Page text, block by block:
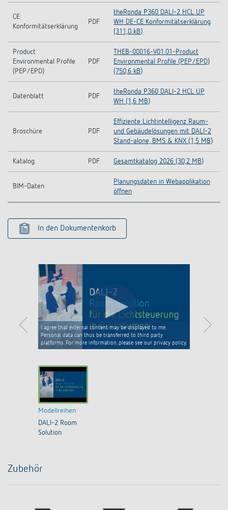
CE
Konformitätserklärung
PDF
theRonda P360 DALI-2 HCL UP
WH DE-CE Konformitätserklärung
(311,0 kB)
Product
Environmental Profile
(PEP/EPD)
PDF
THEB-00016-V01.01-Product
Environmental Profile (PEP/EPD)
(750,6 kB)
Datenblatt PDF
theRonda P360 DALI-2 HCL UP
WH (1,6 MB)
Broschüre PDF
Effiziente Lichtintelligenz Raum-
und Gebäudelösungen mit DALI-2
Stand-alone, BMS & KNX (1,5 MB)
Katalog PDF Gesamtkatalog 2026 (30,2 MB)
BIM-Daten
Planungsdaten in Webapplikation
öffnen
In den Dokumentenkorb
I agree that external content may be displayed to me.
Personal data can thus be transferred to third party
platforms. For more information, please see our privacy policy.
Modellreihen
DALI-2 Room
Solution
Zubehör